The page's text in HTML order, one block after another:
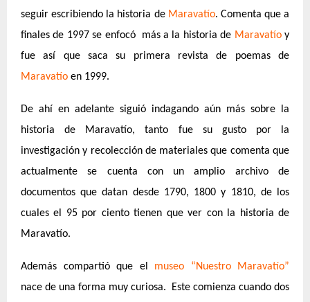
seguir escribiendo la historia de Maravatío. Comenta que a
finales de 1997 se enfocó más a la historia de Maravatíoy
fue así que saca su primera revista de poemas de
Maravatío en 1999.
De ahí en adelante siguió indagando aún más sobre la
historia de Maravatío, tanto fue su gusto por la
investigación y recolección de materiales que comenta que
actualmente se cuenta con un amplio archivo de
documentos que datan desde 1790, 1800 y 1810, de los
cuales el 95 por ciento tienen que ver con la historia de
Maravatío.
Además compartió que el museo “Nuestro Maravatío”
nace de una forma muy curiosa. Este comienza cuando dos